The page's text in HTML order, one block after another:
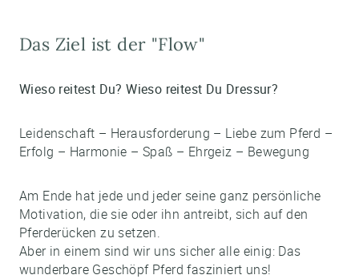
Das Ziel ist der "Flow"
Wieso reitest Du? Wieso reitest Du Dressur?
Leidenschaft – Herausforderung – Liebe zum Pferd –
Erfolg – Harmonie – Spaß – Ehrgeiz – Bewegung
Am Ende hat jede und jeder seine ganz persönliche
Motivation, die sie oder ihn antreibt, sich auf den
Pferderücken zu setzen.
Aber in einem sind wir uns sicher alle einig: Das
wunderbare Geschöpf Pferd fasziniert uns!